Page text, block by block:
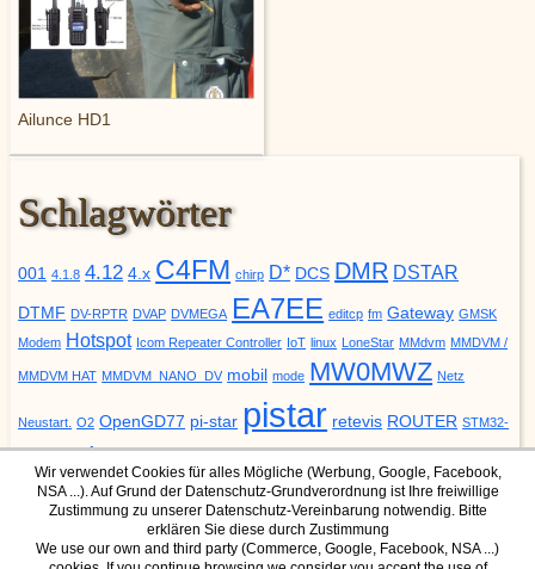
Ailunce HD1
Schlagwörter
001 4.1.8 4.12 4.x C4FM chirp D* DCS DMR DSTAR
DTMF DV-RPTR DVAP DVMEGA EA7EE editcp fm Gateway GMSK
Modem Hotspot Icom Repeater Controller IoT linux LoneStar MMdvm MMDVM /
MMDVM HAT MMDVM_NANO_DV mobil mode MW0MWZ Netz
Neustart. O2 OpenGD77 pi-star pistar retevis ROUTER STM32-
update YSF
Wir verwendet Cookies für alles Mögliche (Werbung, Google, Facebook,
NSA ...). Auf Grund der Datenschutz-Grundverordnung ist Ihre freiwillige
Zustimmung zu unserer Datenschutz-Vereinbarung notwendig. Bitte
erklären Sie diese durch Zustimmung
We use our own and third party (Commerce, Google, Facebook, NSA ...)